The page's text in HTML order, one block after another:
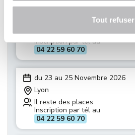
Tout refuser
du 16 au 18 Novembre 2026
Il reste des places
Inscription par tél au
04 22 59 60 70
du 23 au 25 Novembre 2026
Lyon
Il reste des places
Inscription par tél au
04 22 59 60 70